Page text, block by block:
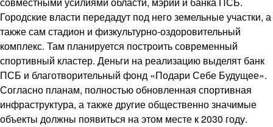
Городские власти передадут под него земельные участки, а
также сам стадион и физкультурно-оздоровительный
комплекс. Там планируется построить современный
спортивный кластер. Деньги на реализацию выделят банк
ПСБ и благотворительный фонд «Подари Себе Будущее».
Согласно планам, полностью обновленная спортивная
инфраструктура, а также другие общественно значимые
объекты должны появиться на этом месте к 2030 году.